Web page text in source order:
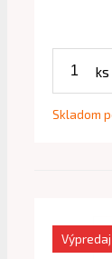
ks
Skladom
Výpredaj